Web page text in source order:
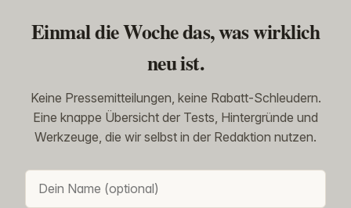
Einmal die Woche das, was wirklich
neu ist.
Keine Pressemitteilungen, keine Rabatt-Schleudern.
Eine knappe Übersicht der Tests, Hintergründe und
Werkzeuge, die wir selbst in der Redaktion nutzen.